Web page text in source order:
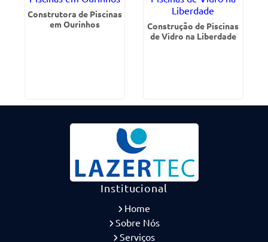
Construtora de Piscinas
em Ourinhos
Construção de Piscinas
de Vidro na Liberdade
Institucional
Home
Sobre Nós
Serviços